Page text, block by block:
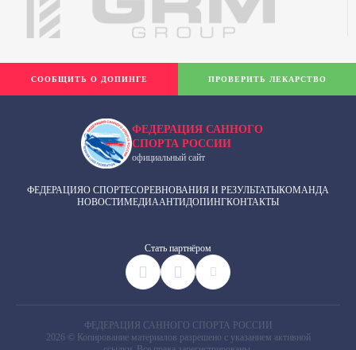
ФЕДЕРАЦИЯ САННОГО
СПОРТА РОССИИ
официальный сайт
ФЕДЕРАЦИЯО СПОРТЕСОРЕВНОВАНИЯ И РЕЗУЛЬТАТЫКОМАНДА
НОВОСТИМЕДИААНТИДОПИНГКОНТАКТЫ
Cтать партнёром
СООБЩИТЬ О ДОПИНГЕ ПРОВЕРИТЬ ЛЕКАРСТВО
ФЕДЕРАЦИЯ САННОГО СПОРТА РОССИИ
2026 © Копирование материалов разрешено с указанием активной